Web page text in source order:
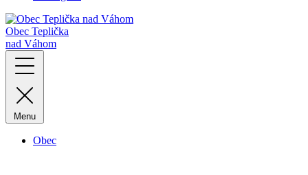
Obec Teplička
nad Váhom
Menu
Obec